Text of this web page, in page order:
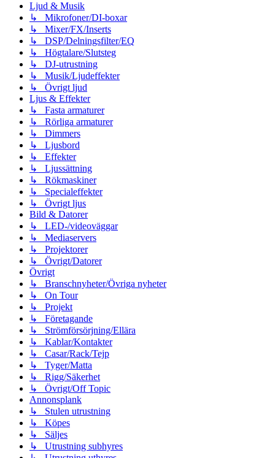
Ljud & Musik
↳ Mikrofoner/DI-boxar
↳ Mixer/FX/Inserts
↳ DSP/Delningsfilter/EQ
↳ Högtalare/Slutsteg
↳ DJ-utrustning
↳ Musik/Ljudeffekter
↳ Övrigt ljud
Ljus & Effekter
↳ Fasta armaturer
↳ Rörliga armaturer
↳ Dimmers
↳ Ljusbord
↳ Effekter
↳ Ljussättning
↳ Rökmaskiner
↳ Specialeffekter
↳ Övrigt ljus
Bild & Datorer
↳ LED-/videoväggar
↳ Mediaservers
↳ Projektorer
↳ Övrigt/Datorer
Övrigt
↳ Branschnyheter/Övriga nyheter
↳ On Tour
↳ Projekt
↳ Företagande
↳ Strömförsörjning/Ellära
↳ Kablar/Kontakter
↳ Casar/Rack/Tejp
↳ Tyger/Matta
↳ Rigg/Säkerhet
↳ Övrigt/Off Topic
Annonsplank
↳ Stulen utrustning
↳ Köpes
↳ Säljes
↳ Utrustning subhyres